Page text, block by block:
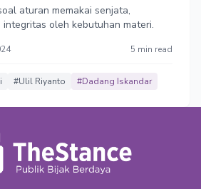
aturan memakai senjata,
oleh kebutuhan materi.
5 min read
#Ulil Riyanto #Dadang Iskandar